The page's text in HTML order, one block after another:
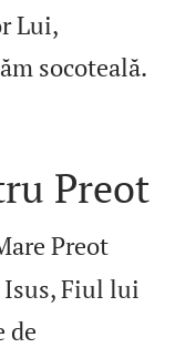
Lui,
socoteală.
Preot
Preot
Isus, Fiul lui
de